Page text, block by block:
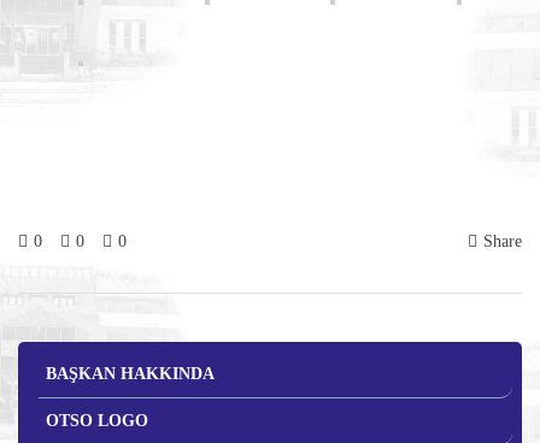
0 0 0 Share
BAŞKAN HAKKINDA
OTSO LOGO